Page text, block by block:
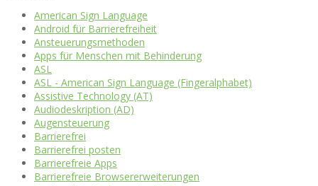
American Sign Language
Android für Barrierefreiheit
Ansteuerungsmethoden
Apps für Menschen mit Behinderung
ASL
ASL - American Sign Language (Fingeralphabet)
Assistive Technology (AT)
Audiodeskription (AD)
Augensteuerung
Barrierefrei
Barrierefrei posten
Barrierefreie Apps
Barrierefreie Browsererweiterungen